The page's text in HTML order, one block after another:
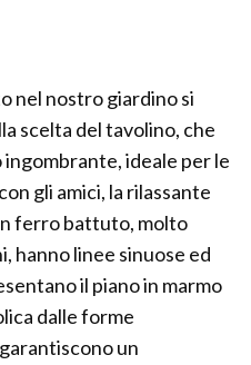
nel nostro giardino si
scelta del tavolino, che
ideale per le
gli amici, la rilassante
ferro battuto, molto
hanno linee sinuose ed
il piano in marmo
dalle forme
un